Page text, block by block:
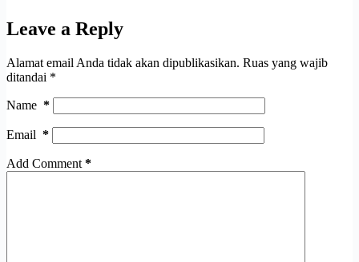
Leave a Reply
Alamat email Anda tidak akan dipublikasikan. Ruas yang wajib
ditandai *
Name *
Email *
Add Comment *